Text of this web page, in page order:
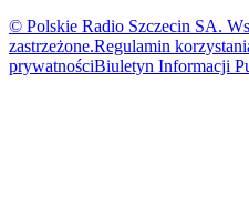
© Polskie Radio Szczecin SA.
zastrzeżone.Regulamin
prywatnościBiuletyn Informacji